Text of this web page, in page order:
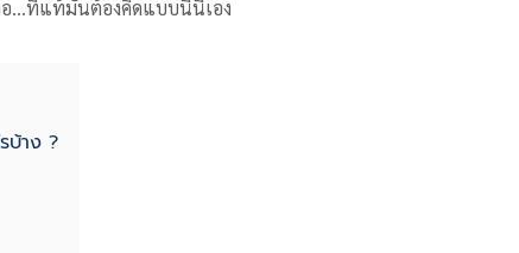
อ…ที่แท้มันต้องคิดแบบนี้นี่เอง
บ้าง ?